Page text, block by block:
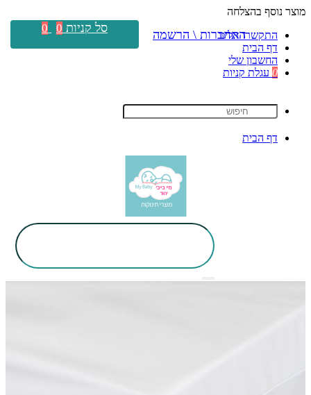
מוצר נוסף בהצלחה
התקשרו אלינו
דף הבית
החשבון שלי
0 עגלת קניות
דף הבית
התחברות \ הרשמה סל קניות 0
0